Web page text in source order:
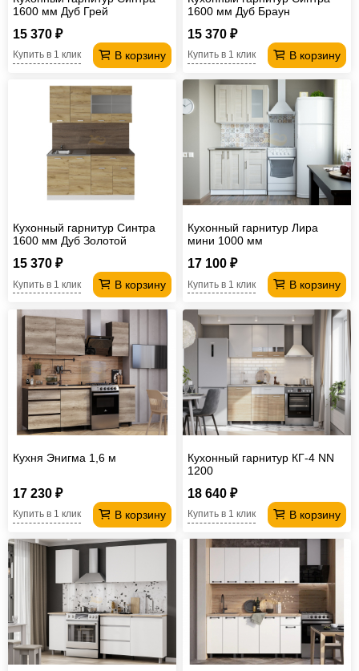
1600 мм Дуб Грей
15 370 ₽
В корзину
Купить в 1 клик
1600 мм Дуб Браун
15 370 ₽
В корзину
Купить в 1 клик
Кухонный гарнитур Синтра
1600 мм Дуб Золотой
15 370 ₽
В корзину
Купить в 1 клик
Кухонный гарнитур Лира
мини 1000 мм
17 100 ₽
В корзину
Купить в 1 клик
Кухня Энигма 1,6 м
17 230 ₽
В корзину
Купить в 1 клик
Кухонный гарнитур КГ-4 NN
1200
18 640 ₽
В корзину
Купить в 1 клик